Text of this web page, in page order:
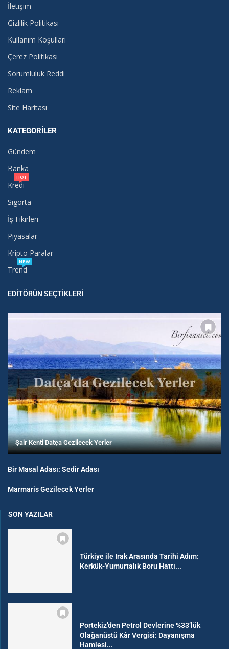
İletişim
Gizlilik Politikası
Kullanım Koşulları
Çerez Politikası
Sorumluluk Reddi
Reklam
Site Haritası
KATEGORILER
Gündem
Banka
Kredi
HOT
Sigorta
İş Fikirleri
Piyasalar
Kripto Paralar
Trend
NEW
EDITÖRÜN SEÇTIKLERI
Şair Kenti Datça Gezilecek Yerler
Bir Masal Adası: Sedir Adası
Marmaris Gezilecek Yerler
SON YAZILAR
Türkiye ile Irak Arasında Tarihi Adım:
Kerkük-Yumurtalık Boru Hattı...
Portekiz’den Petrol Devlerine %33’lük
Olağanüstü Kâr Vergisi: Dayanışma
Hamlesi...